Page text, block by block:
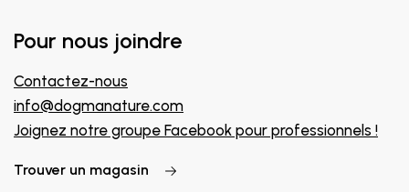
Pour nous joindre
Contactez-nous
info@dogmanature.com
Joignez notre groupe Facebook pour professionnels !
Trouver un magasin